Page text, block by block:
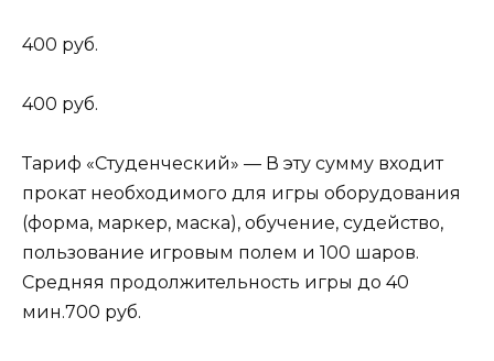
400 руб.
400 руб.
Тариф «Студенческий» — В эту сумму входит
прокат необходимого для игры оборудования
(форма, маркер, маска), обучение, судейство,
пользование игровым полем и 100 шаров.
Средняя продолжительность игры до 40
мин.700 руб.